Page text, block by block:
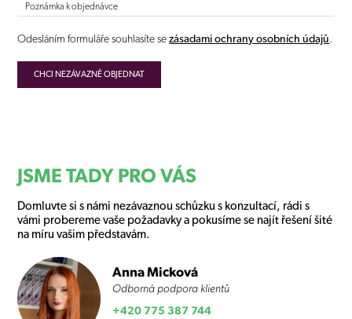
Poznámka k objednávce
Odesláním formuláře souhlasíte sezásadami ochrany osobních údajů.
JSME TADY PRO VÁS
Domluvte si s námi nezávaznou schůzku s konzultací, rádi s
vámi probereme vaše požadavky a pokusíme se najít řešení šité
na míru vašim představám.
Anna Micková
Odborná podpora klientů
+420 775 387 744